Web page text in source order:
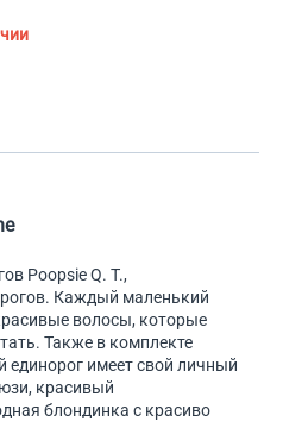
Poopsie Q. T.,
Каждый маленький
волосы, которые
Также в комплекте
единорог имеет свой личный
красивый
блондинка с красиво